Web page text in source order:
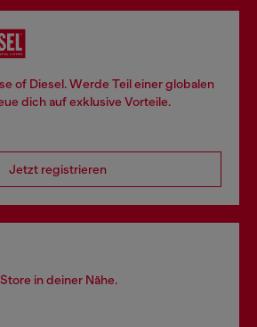
of Diesel. Werde Teil einer globalen
dich auf exklusive Vorteile.
Jetzt registrieren
in deiner Nähe.